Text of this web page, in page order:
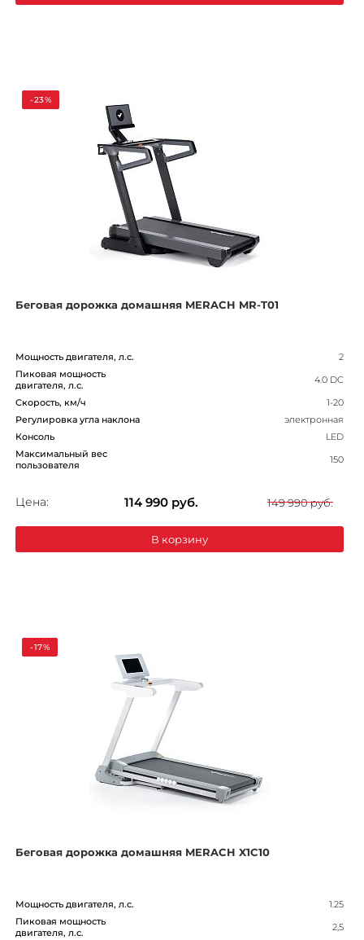
-23%
Беговая дорожка домашняя MERACH MR-T01
Мощность двигателя, л.с.
2
Пиковая мощность
двигателя, л.с.
4.0 DC
Скорость, км/ч
1-20
Регулировка угла наклона
электронная
Консоль
LED
Максимальный вес
пользователя
150
Цена: 114 990 руб. 149 990 руб.
В корзину
-17%
Беговая дорожка домашняя MERACH X1C10
Мощность двигателя, л.с.
1.25
Пиковая мощность
двигателя, л.с.
2,5